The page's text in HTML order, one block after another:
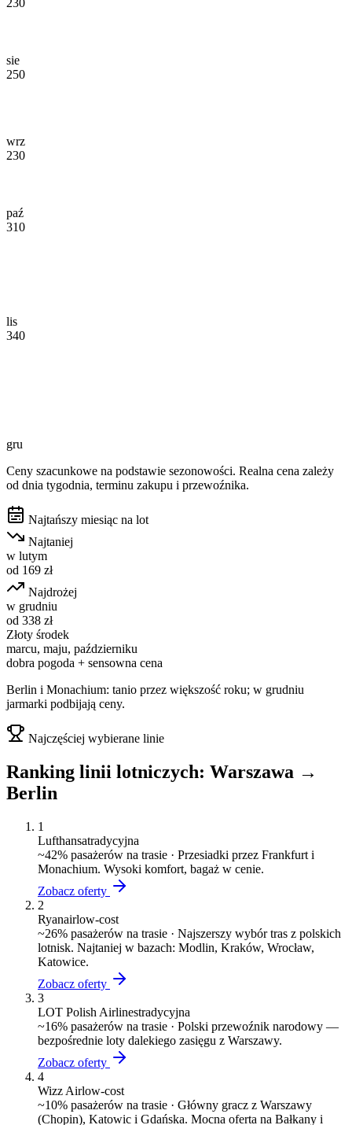
sie
250
wrz
230
paź
310
lis
340
gru
Ceny szacunkowe na podstawie sezonowości. Realna cena zależy
od dnia tygodnia, terminu zakupu i przewoźnika.
Najtańszy miesiąc na lot
Najtaniej
w lutym
od 169 zł
Najdrożej
w grudniu
od 338 zł
Złoty środek
marcu, maju, październiku
dobra pogoda + sensowna cena
Berlin i Monachium: tanio przez większość roku; w grudniu
jarmarki podbijają ceny.
Najczęściej wybierane linie
Ranking linii lotniczych: Warszawa →
Berlin
1
Lufthansatradycyjna
~42% pasażerów na trasie · Przesiadki przez Frankfurt i
Monachium. Wysoki komfort, bagaż w cenie.
Zobacz oferty
2
Ryanairlow-cost
~26% pasażerów na trasie · Najszerszy wybór tras z polskich
lotnisk. Najtaniej w bazach: Modlin, Kraków, Wrocław,
Katowice.
Zobacz oferty
3
LOT Polish Airlinestradycyjna
~16% pasażerów na trasie · Polski przewoźnik narodowy —
bezpośrednie loty dalekiego zasięgu z Warszawy.
Zobacz oferty
4
Wizz Airlow-cost
~10% pasażerów na trasie · Główny gracz z Warszawy
(Chopin), Katowic i Gdańska. Mocna oferta na Bałkany i